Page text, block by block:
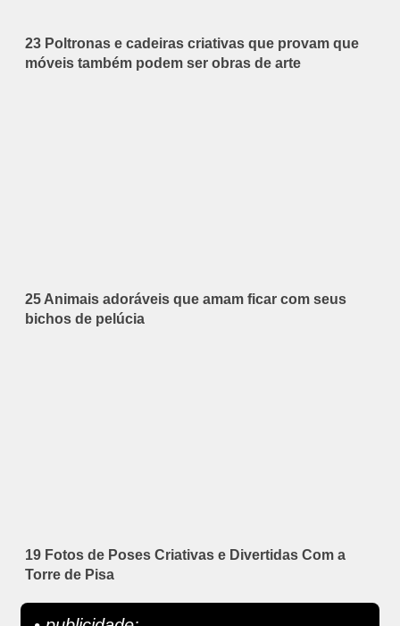
23 Poltronas e cadeiras criativas que provam que
móveis também podem ser obras de arte
25 Animais adoráveis que amam ficar com seus
bichos de pelúcia
19 Fotos de Poses Criativas e Divertidas Com a
Torre de Pisa